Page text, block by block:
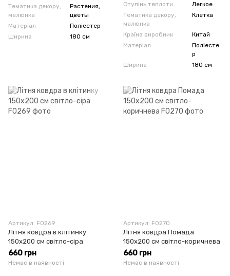
Тематика декору,
малюнка
Растения,
цветы
Матеріал
Поліестер
Ширина
180 см
Ступінь теплоти
Легкое
Тематика декору,
малюнка
Клетка
Країна виробник
Китай
Матеріал
Поліесте
р
Ширина
180 см
Артикул: F0269
Літня ковдра в клітинку
150x200 см світло-сіра
660 грн
Немає в наявності
Артикул: F0270
Літня ковдра Помада
150x200 см світло-коричнева
660 грн
Немає в наявності